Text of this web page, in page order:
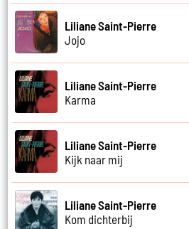
Liliane Saint-Pierre
Jojo
Liliane Saint-Pierre
Karma
Liliane Saint-Pierre
Kijk naar mij
Liliane Saint-Pierre
Kom dichterbij